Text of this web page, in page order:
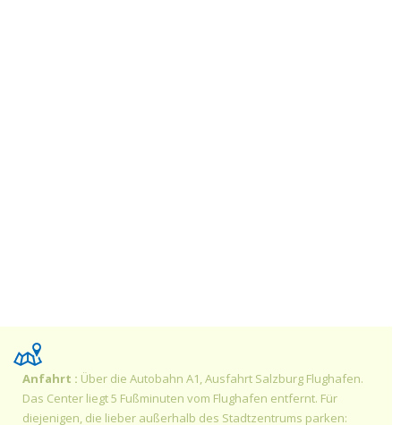
Anfahrt : Über die Autobahn A1, Ausfahrt Salzburg Flughafen.
Das Center liegt 5 Fußminuten vom Flughafen entfernt. Für
diejenigen, die lieber außerhalb des Stadtzentrums parken: